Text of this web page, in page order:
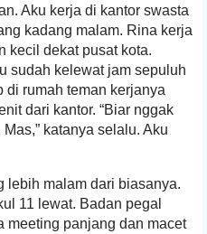
Aku kerja di kantor swasta
kadang malam. Rina kerja
kecil dekat pusat kota.
sudah kelewat jam sepuluh
di rumah teman kerjanya
dari kantor. “Biar nggak
katanya selalu. Aku
lebih malam dari biasanya.
11 lewat. Badan pegal
meeting panjang dan macet